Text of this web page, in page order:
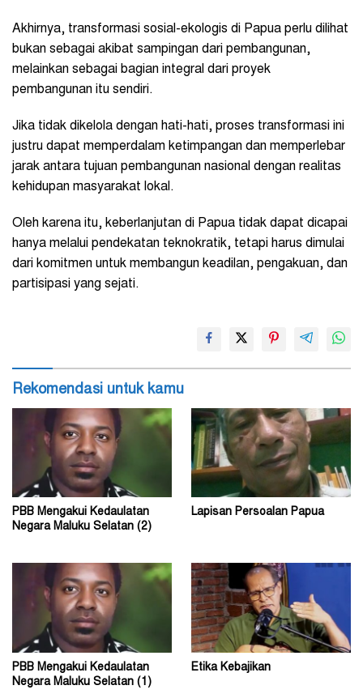
Akhirnya, transformasi sosial-ekologis di Papua perlu dilihat
bukan sebagai akibat sampingan dari pembangunan,
melainkan sebagai bagian integral dari proyek
pembangunan itu sendiri.
Jika tidak dikelola dengan hati-hati, proses transformasi ini
justru dapat memperdalam ketimpangan dan memperlebar
jarak antara tujuan pembangunan nasional dengan realitas
kehidupan masyarakat lokal.
Oleh karena itu, keberlanjutan di Papua tidak dapat dicapai
hanya melalui pendekatan teknokratik, tetapi harus dimulai
dari komitmen untuk membangun keadilan, pengakuan, dan
partisipasi yang sejati.
Rekomendasi untuk kamu
PBB Mengakui Kedaulatan
Negara Maluku Selatan (2)
Lapisan Persoalan Papua
PBB Mengakui Kedaulatan
Negara Maluku Selatan (1)
Etika Kebajikan